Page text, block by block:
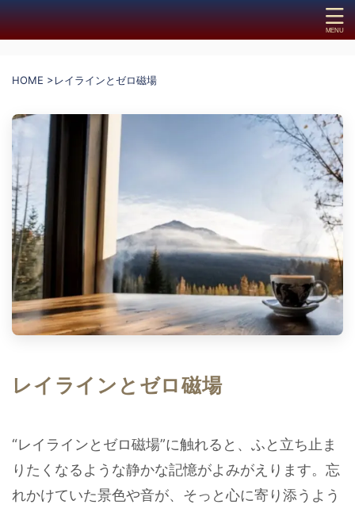
HOME >レイラインとゼロ磁場
レイラインとゼロ磁場
“レイラインとゼロ磁場”に触れると、ふと立ち止ま
りたくなるような静かな記憶がよみがえります。忘
れかけていた景色や音が、そっと心に寄り添うよう